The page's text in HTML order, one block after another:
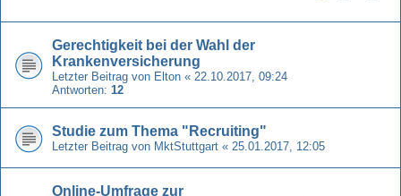
Gerechtigkeit bei der Wahl der
Krankenversicherung
Letzter Beitrag von Elton « 22.10.2017, 09:24
Antworten: 12
Studie zum Thema "Recruiting"
Letzter Beitrag von MktStuttgart « 25.01.2017, 12:05
Online-Umfrage zur